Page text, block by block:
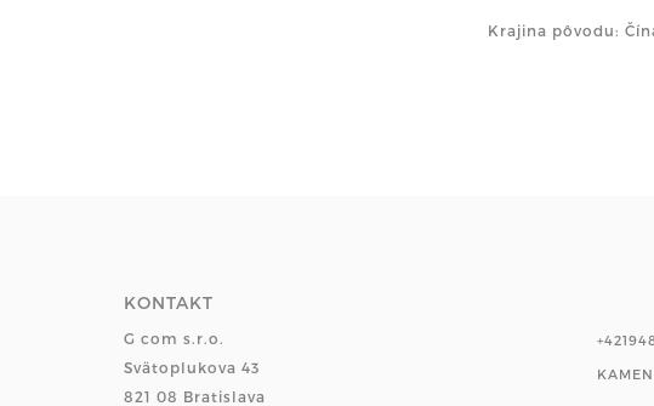
Krajina pôvodu:
KONTAKT
G com s.r.o.
Svätoplukova 43
821 08 Bratislava